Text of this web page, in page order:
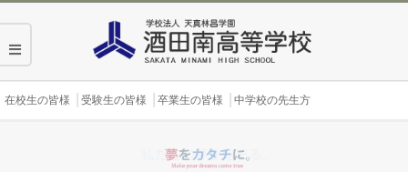
content
Secondary
在校生の皆様 受験生の皆様 卒業生の皆様 中学校の先生方